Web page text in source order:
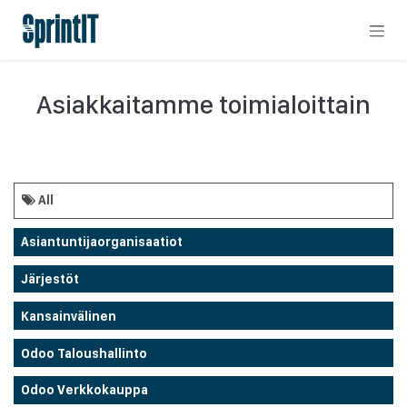
Asiakkaitamme toimialoittain
All
Asiantuntijaorganisaatiot
Järjestöt
Kansainvälinen
Odoo Taloushallinto
Odoo Verkkokauppa